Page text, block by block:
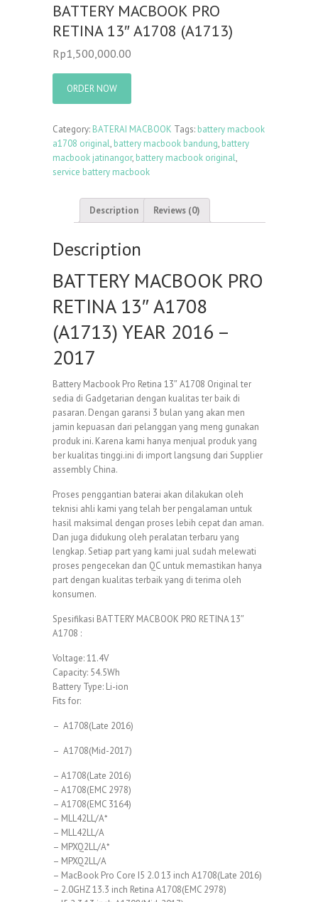
BATTERY MACBOOK PRO
RETINA 13″ A1708 (A1713)
Rp1,500,000.00
ORDER NOW
Category: BATERAI MACBOOK Tags: battery macbook
a1708 original, battery macbook bandung, battery
macbook jatinangor, battery macbook original,
service battery macbook
Description Reviews (0)
Description
BATTERY MACBOOK PRO
RETINA 13″ A1708
(A1713) YEAR 2016 –
2017
Battery Macbook Pro Retina 13″ A1708 Original ter
sedia di Gadgetarian dengan kualitas ter baik di
pasaran. Dengan garansi 3 bulan yang akan men
jamin kepuasan dari pelanggan yang meng gunakan
produk ini. Karena kami hanya menjual produk yang
ber kualitas tinggi.ini di import langsung dari Supplier
assembly China.
Proses penggantian baterai akan dilakukan oleh
teknisi ahli kami yang telah ber pengalaman untuk
hasil maksimal dengan proses lebih cepat dan aman.
Dan juga didukung oleh peralatan terbaru yang
lengkap. Setiap part yang kami jual sudah melewati
proses pengecekan dan QC untuk memastikan hanya
part dengan kualitas terbaik yang di terima oleh
konsumen.
Spesifikasi BATTERY MACBOOK PRO RETINA 13″
A1708 :
Voltage: 11.4V
Capacity: 54.5Wh
Battery Type: Li-ion
Fits for:
– A1708(Late 2016)
– A1708(Mid-2017)
– A1708(Late 2016)
– A1708(EMC 2978)
– A1708(EMC 3164)
– MLL42LL/A*
– MLL42LL/A
– MPXQ2LL/A*
– MPXQ2LL/A
– MacBook Pro Core I5 2.0 13 inch A1708(Late 2016)
– 2.0GHZ 13.3 inch Retina A1708(EMC 2978)